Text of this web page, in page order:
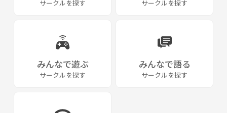
サークルを探す サークルを探す
みんなで遊ぶ
サークルを探す
みんなで語る
サークルを探す